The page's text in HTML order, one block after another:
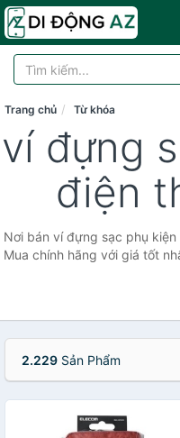
Trang chủ Từ khóa
ví đựng
điện
Nơi bán ví đựng sạc phụ
Mua chính hãng với giá tốt
2.229 Sản Phẩm